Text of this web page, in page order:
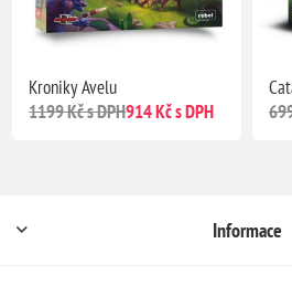
Kroniky Avelu
1199 Kč s DPH914 Kč s DPH
Informace